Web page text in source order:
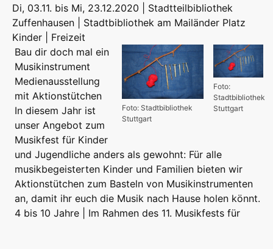
Di, 03.11. bis Mi, 23.12.2020 | Stadtteilbibliothek
Zuffenhausen | Stadtbibliothek am Mailänder Platz
Kinder | Freizeit
Foto:
Stadtbibliothek
Stuttgart
Foto: Stadtbibliothek
Stuttgart
Bau dir doch mal ein
Musikinstrument
Medienausstellung
mit Aktionstütchen
In diesem Jahr ist
unser Angebot zum
Musikfest für Kinder
und Jugendliche anders als gewohnt: Für alle
musikbegeisterten Kinder und Familien bieten wir
Aktionstütchen zum Basteln von Musikinstrumenten
an, damit ihr euch die Musik nach Hause holen könnt.
4 bis 10 Jahre | Im Rahmen des 11. Musikfests für